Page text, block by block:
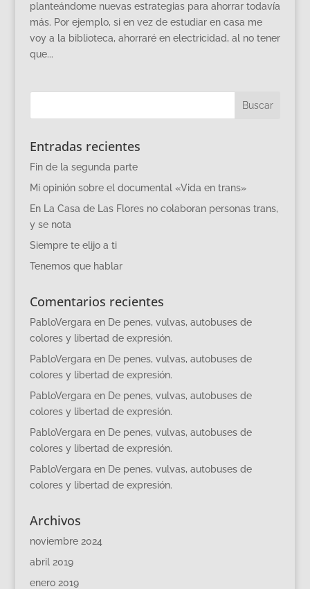
planteándome nuevas estrategias para ahorrar todavía
más. Por ejemplo, si en vez de estudiar en casa me
voy a la biblioteca, ahorraré en electricidad, al no tener
que...
Entradas recientes
Fin de la segunda parte
Mi opinión sobre el documental «Vida en trans»
En La Casa de Las Flores no colaboran personas trans,
y se nota
Siempre te elijo a ti
Tenemos que hablar
Comentarios recientes
PabloVergara en De penes, vulvas, autobuses de
colores y libertad de expresión.
PabloVergara en De penes, vulvas, autobuses de
colores y libertad de expresión.
PabloVergara en De penes, vulvas, autobuses de
colores y libertad de expresión.
PabloVergara en De penes, vulvas, autobuses de
colores y libertad de expresión.
PabloVergara en De penes, vulvas, autobuses de
colores y libertad de expresión.
Archivos
noviembre 2024
abril 2019
enero 2019